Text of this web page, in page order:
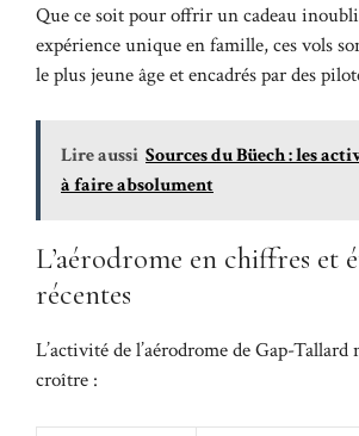
Que ce soit pour offrir un cadeau
expérience unique en famille, ces vols
le plus jeune âge et encadrés par des
Lire aussi Sources du Büech : les
à faire absolument
L’aérodrome en chiffres et
récentes
L’activité de l’aérodrome de Gap-Tallard
croître :